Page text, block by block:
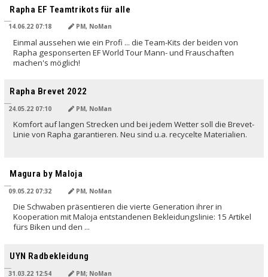
Rapha EF Teamtrikots für alle
14.06.22 07:18 PM, NoMan
Einmal aussehen wie ein Profi ... die Team-Kits der beiden von
Rapha gesponserten EF World Tour Mann- und Frauschaften
machen's möglich!
Rapha Brevet 2022
24.05.22 07:10 PM, NoMan
Komfort auf langen Strecken und bei jedem Wetter soll die Brevet-
Linie von Rapha garantieren. Neu sind u.a. recycelte Materialien.
Magura by Maloja
09.05.22 07:32 PM, NoMan
Die Schwaben präsentieren die vierte Generation ihrer in
Kooperation mit Maloja entstandenen Bekleidungslinie: 15 Artikel
fürs Biken und den ...
UYN Radbekleidung
31.03.22 12:54 PM; NoMan